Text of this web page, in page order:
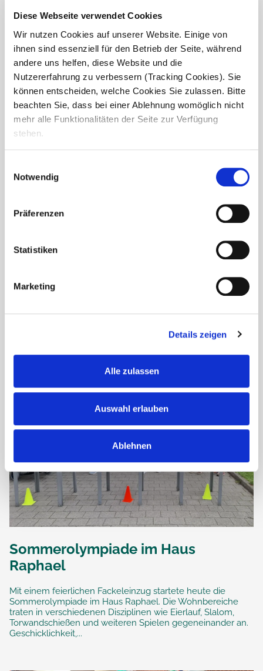
Diese Webseite verwendet Cookies
Wir nutzen Cookies auf unserer Website. Einige von
ihnen sind essenziell für den Betrieb der Seite, während
andere uns helfen, diese Website und die
Nutzererfahrung zu verbessern (Tracking Cookies). Sie
können entscheiden, welche Cookies Sie zulassen. Bitte
beachten Sie, dass bei einer Ablehnung womöglich nicht
mehr alle Funktionalitäten der Seite zur Verfügung
stehen.
Notwendig
Präferenzen
Statistiken
Marketing
Details zeigen
Alle zulassen
Auswahl erlauben
Ablehnen
Sommerfest im Haus Raphael
Bewohnerinnen und Bewohner des Hauses Raphael ein
fröhliches Sommerfest im Garten.
Für die musikalische Unterhaltung sorgte Herr Gärtner mit
Sommerolympiade im Haus
Raphael
Mit einem feierlichen Fackeleinzug startete heute die
Sommerolympiade im Haus Raphael. Die Wohnbereiche
traten in verschiedenen Disziplinen wie Eierlauf, Slalom,
Torwandschießen und weiteren Spielen gegeneinander an.
Geschicklichkeit,...